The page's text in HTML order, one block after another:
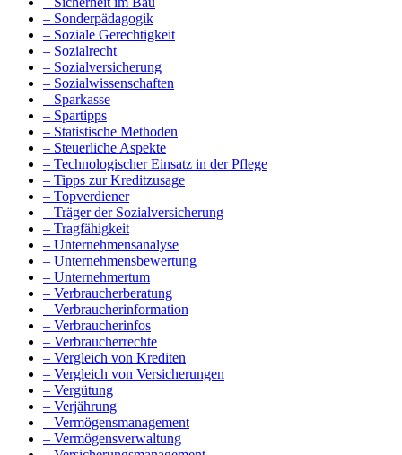
– Sonderpädagogik
– Soziale Gerechtigkeit
– Sozialrecht
– Sozialversicherung
– Sozialwissenschaften
– Sparkasse
– Spartipps
– Statistische Methoden
– Steuerliche Aspekte
– Technologischer Einsatz in der Pflege
– Tipps zur Kreditzusage
– Topverdiener
– Träger der Sozialversicherung
– Tragfähigkeit
– Unternehmensanalyse
– Unternehmensbewertung
– Unternehmertum
– Verbraucherberatung
– Verbraucherinformation
– Verbraucherinfos
– Verbraucherrechte
– Vergleich von Krediten
– Vergleich von Versicherungen
– Vergütung
– Verjährung
– Vermögensmanagement
– Vermögensverwaltung